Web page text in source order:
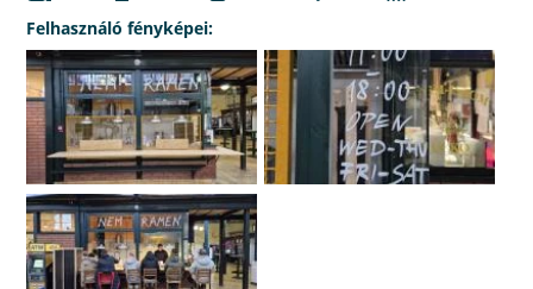
Felhasználó fényképei: